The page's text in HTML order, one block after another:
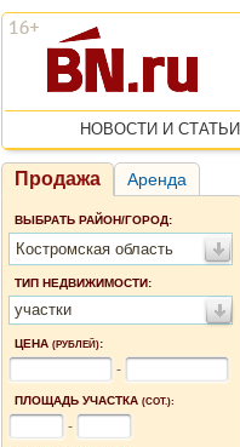
НОВОСТИ И СТАТЬИ
Продажа Аренда
ВЫБРАТЬ РАЙОН/ГОРОД:
Костромская область
ТИП НЕДВИЖИМОСТИ:
участки
ЦЕНА (РУБЛЕЙ):
-
ПЛОЩАДЬ УЧАСТКА (СОТ.):
-